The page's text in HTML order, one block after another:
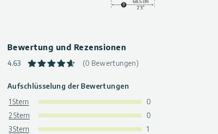
Bewertung und Rezensionen
4.63 (0 Bewertungen)
Aufschlüsselung der Bewertungen
1 Stern
0
2 Stern
0
3 Stern
1